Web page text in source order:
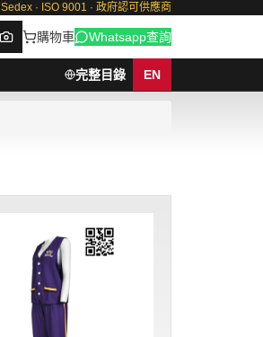
Sedex · ISO 9001 · 政府認可供應商
購物車 Whatsapp查詢
完整目錄 EN